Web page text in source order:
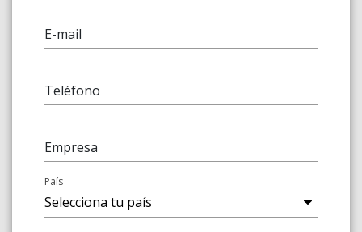
E-mail
Teléfono
Empresa
País